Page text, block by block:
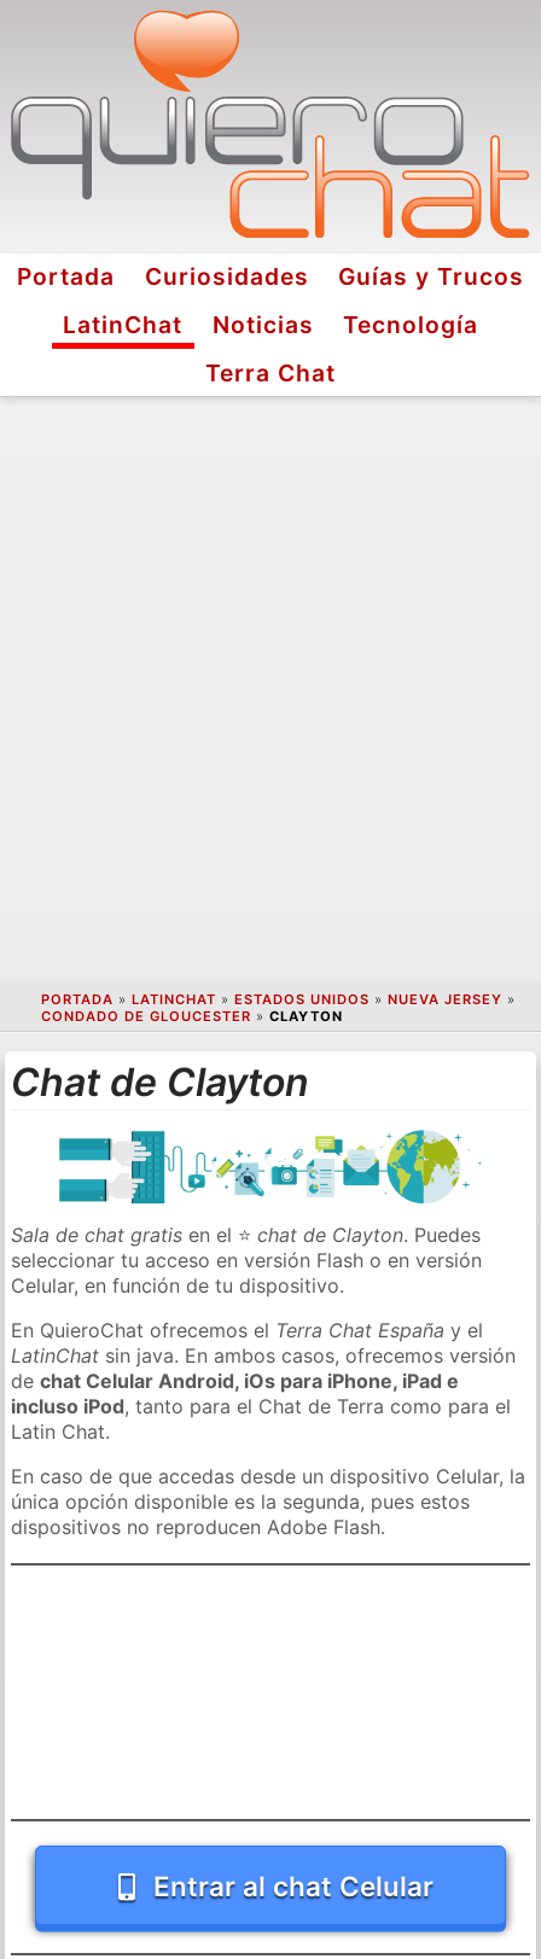
Portada Curiosidades
Guías y Trucos
LatinChat
Noticias
Tecnología
Terra Chat
PORTADA » LATINCHAT » ESTADOS UNIDOS » NUEVA JERSEY »
CONDADO DE GLOUCESTER » CLAYTON
Chat de Clayton
Sala de chat gratis en el ⭐chat de Clayton. Puedes
seleccionar tu acceso en versión Flash o en versión
Celular, en función de tu dispositivo.
En QuieroChat ofrecemos el Terra Chat España y el
LatinChat sin java. En ambos casos, ofrecemos versión
dechat Celular Android, iOs para iPhone, iPad e
incluso iPod, tanto para el Chat de Terra como para el
Latin Chat.
En caso de que accedas desde un dispositivo Celular, la
única opción disponible es la segunda, pues estos
dispositivos no reproducen Adobe Flash.
Entrar al chat Celular